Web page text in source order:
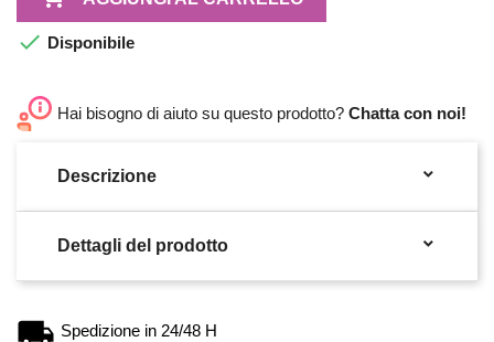
 Disponibile
Hai bisogno di aiuto su questo prodotto? Chatta con noi!
Descrizione 
Dettagli del prodotto 
Spedizione in 24/48 H